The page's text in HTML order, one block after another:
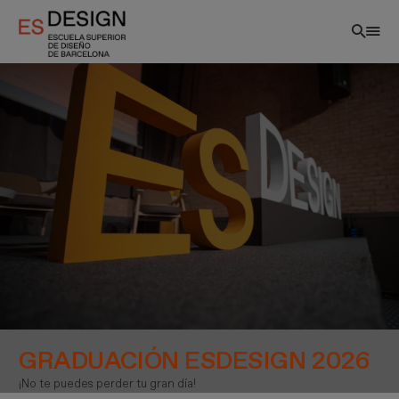
contenido
principal
GRADUACIÓN ESDESIGN 2026
¡No te puedes perder tu gran día!